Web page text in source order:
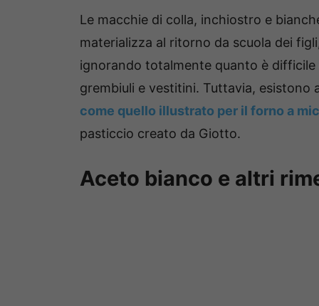
Le macchie di colla, inchiostro e
materializza al ritorno da scuola dei
ignorando totalmente quanto è
grembiuli e vestitini. Tuttavia, esistono
come quello illustrato per il forno a
pasticcio creato da Giotto.
Aceto bianco e altri